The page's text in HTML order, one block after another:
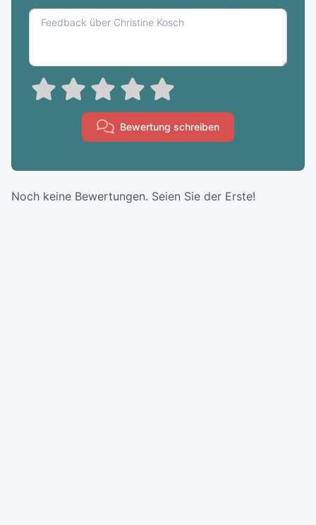
Bewertung schreiben
Noch keine Bewertungen. Seien Sie der Erste!